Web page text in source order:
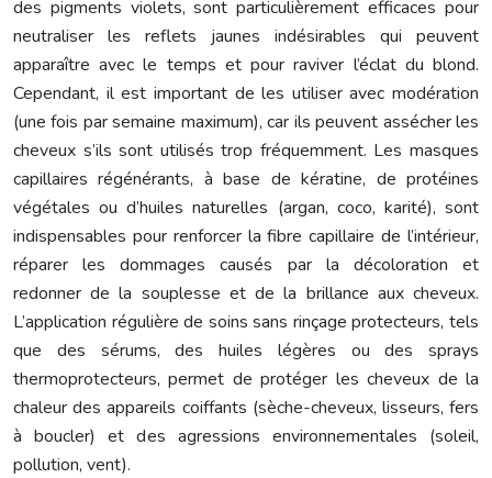
des pigments violets, sont particulièrement efficaces pour
neutraliser les reflets jaunes indésirables qui peuvent
apparaître avec le temps et pour raviver l’éclat du blond.
Cependant, il est important de les utiliser avec modération
(une fois par semaine maximum), car ils peuvent assécher les
cheveux s’ils sont utilisés trop fréquemment. Les masques
capillaires régénérants, à base de kératine, de protéines
végétales ou d’huiles naturelles (argan, coco, karité), sont
indispensables pour renforcer la fibre capillaire de l’intérieur,
réparer les dommages causés par la décoloration et
redonner de la souplesse et de la brillance aux cheveux.
L’application régulière de soins sans rinçage protecteurs, tels
que des sérums, des huiles légères ou des sprays
thermoprotecteurs, permet de protéger les cheveux de la
chaleur des appareils coiffants (sèche-cheveux, lisseurs, fers
à boucler) et des agressions environnementales (soleil,
pollution, vent).